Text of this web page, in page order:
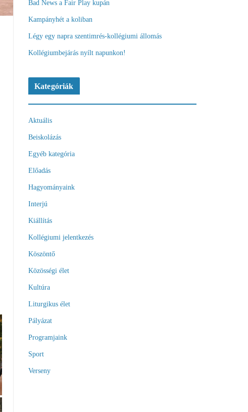
Bad News a Fair Play kupán
Kampányhét a koliban
Légy egy napra szentimrés-kollégiumi állomás
Kollégiumbejárás nyílt napunkon!
Kategóriák
Aktuális
Beiskolázás
Egyéb kategória
Előadás
Hagyományaink
Interjú
Kiállítás
Kollégiumi jelentkezés
Köszöntő
Közösségi élet
Kultúra
Liturgikus élet
Pályázat
Programjaink
Sport
Verseny